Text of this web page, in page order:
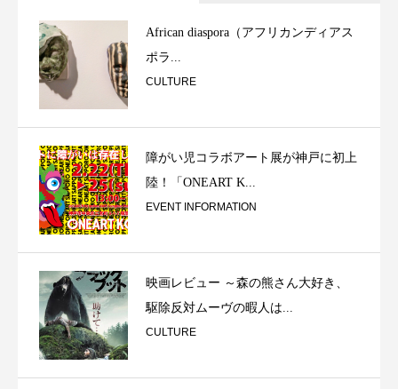
African diaspora（アフリカンディアス
ポラ...
CULTURE
障がい児コラボアート展が神戸に初上
陸！「ONEART K...
EVENT INFORMATION
映画レビュー ～森の熊さん大好き、
駆除反対ムーヴの暇人は...
CULTURE